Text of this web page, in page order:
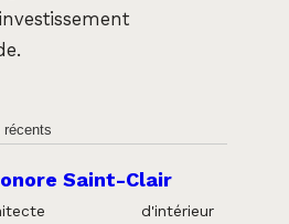
Saint-Clair
d'intérieur